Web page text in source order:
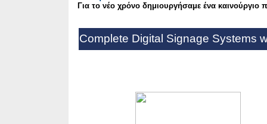
Για το νέο χρόνο δημιουργήσαμε ένα καινούργιο
Complete Digital Signage Systems